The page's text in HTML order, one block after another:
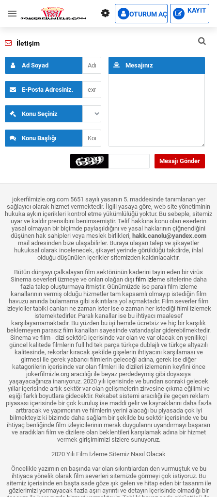
OTURUM AÇ KAYIT
İletişim
Ad Soyad
E-Posta Adresiniz.
Konu Seçiniz
Konu Başlığı
Mesajınız
jokerfilmizle.org.com 5651 sayılı yasanın 5. maddesinde tanımlanan yer
sağlayıcı olarak hizmet vermektedir. İlgili yasaya göre, web site yönetiminin
hukuka aykırı içerikleri kontrol etme yükümlülüğü yoktur. Bu sebeple, sitemiz
uyar ve kaldır prensibini benimsemiştir. Telif hakkına konu olan eserlerin
yasal olmayan bir biçimde paylaşıldığını ve yasal haklarının çiğnendiğini
düşünen hak sahipleri veya meslek birlikleri, hakk.canolu@yandex.com
mail adresinden bize ulaşabilirler. Buraya ulaşan talep ve şikayetler
hukuksal olarak incelenecek, şikayet yerinde görüldüğü takdirde, ihlal
olduğu düşünülen içerikler sitemizden kaldırılacaktır.
Bütün dünyayı çalkalayan film sektörünün kaderini tayin eden bir virüs
Sinema severleri üzmeye ve onları olağan dışı film izleme sitelerine daha
fazla talep oluşturmaya itmiştir. Günümüzde ise paralı film izleme
kanallarının vermiş olduğu hizmetler tam kapsamlı olmayıp istediğin film
havuzu anında bulamama gibi sıkıntılara yol açmaktadır. Film severler film
izleyiciler tabiki canları ne zaman ister ise o zaman her istediği filmi izlemek
istemektedirler. Paralı kanallar ise bu ihtiyacı maalesef
karşılayamamaktadır. Bu yüzden bu işi hemde ücretsiz ve hiç bir karşılık
beklemeyen parasız film kanalları sayesinde vatandaşlar giderebilmektedir.
Sinema ve film - dizi sektörü içerisinde var olan ve var olacak en yenilikçi
güncel kalitede filmlerin full hd tek parça türkçe dublajlı ve türkçe altyazılı
kalitesinde, rekorlar kıracak şekilde gişelerin ihtiyacını karşılaması ve
girmesi ile gerek yabancı filmlerin geleceği adına, gerek ise diğer
katagorilerin içerisinde var olan filmleri ile dizileri izlemenin keyfini önce
jokerfilmizle.org aracılığı ile beyaz perdedeymiş gibi doyasıya
yaşayacağınıza inanıyoruz. 2020 yılı içerisinde ve bundan sonraki gelecek
yıllar içerisinde artık sektör var olan gelişmelerin zirvesine çıkma eğilimi ve
eşiği farklı boyutlara gidecektir. Rekabet sistemi aracılığı ile geçen reklam
piyasası içerisinde bir çok kuruluş ise maddi gelir ve kaynaklarını daha fazla
arttıracak ve yapımcının ve filmlerin yerini alacağı bu piyasada çok iyi
bilmekteyiz ki bizimde daha sağlam bir şekilde bu sektör içerisinde ve bu
ihtiyaç benliğinde film izleyicilerinin merak duygularını uyandırmayı başaran
ve aradıkları film ve dizilere olan beklentileri karşılamak adına bir hizmet
vermek girişimimizi sizlere sunuyoruz.
2020 Yılı Film İzleme Sitemiz Nasıl Olacak
Öncelikle yazımın en başında var olan sıkıntılardan den vurmuştuk ve bu
ihtiyaca yönelik olarak film severleri sitemizde görmeyi çok istiyoruz. Bu
sitemiz içerisinde en başta sade göze şık gelen ve hitap eden bir tasarım ile
gözlerimizi yormayacak fazla aşırı ayrıntı ve detayın içerisinde olmadığı bir